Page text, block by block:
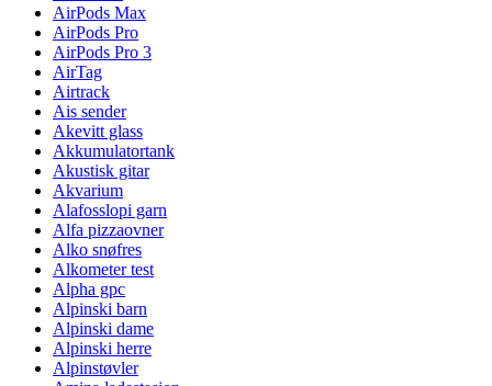
AirPods Max
AirPods Pro
AirPods Pro 3
AirTag
Airtrack
Ais sender
Akevitt glass
Akkumulatortank
Akustisk gitar
Akvarium
Alafosslopi garn
Alfa pizzaovner
Alko snøfres
Alkometer test
Alpha gpc
Alpinski barn
Alpinski dame
Alpinski herre
Alpinstøvler